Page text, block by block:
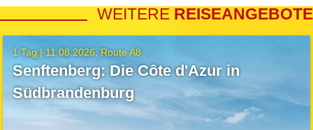
WEITERE REISEANGEBOTE
1 Tag | 11.08.2026 Route A8
Senftenberg: Die Côte d'Azur in
Südbrandenburg